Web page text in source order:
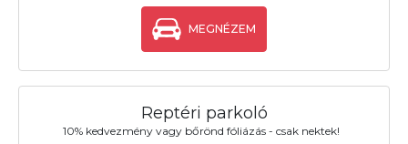
MEGNÉZEM
Reptéri parkoló
10% kedvezmény vagy bőrönd fóliázás - csak nektek!